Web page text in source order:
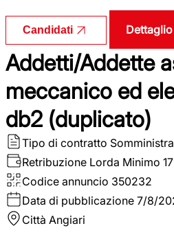
Candidati
Addetti/Addette
meccanico ed
db2 (duplicato)
Tipo di contratto
Retribuzione Lorda Minimo
Codice annuncio 350232
Data di pubblicazione 7/8/
Città Angiari